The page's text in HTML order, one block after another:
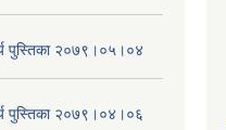
पुस्तिका २०७९।०५।०४
पुस्तिका २०७९।०४।०६